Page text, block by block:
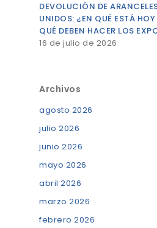
DEVOLUCIÓN DE
UNIDOS: ¿EN QUÉ ESTÁ
QUÉ DEBEN HACER LOS
16 de julio de 2026
Archivos
agosto 2026
julio 2026
junio 2026
mayo 2026
abril 2026
marzo 2026
febrero 2026